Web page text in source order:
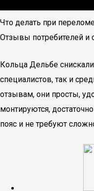
Что делать при
Отзывы потребителей и
Кольца Дельбе
специалистов, так и
отзывам, они просты,
монтируются,
пояс и не требуют